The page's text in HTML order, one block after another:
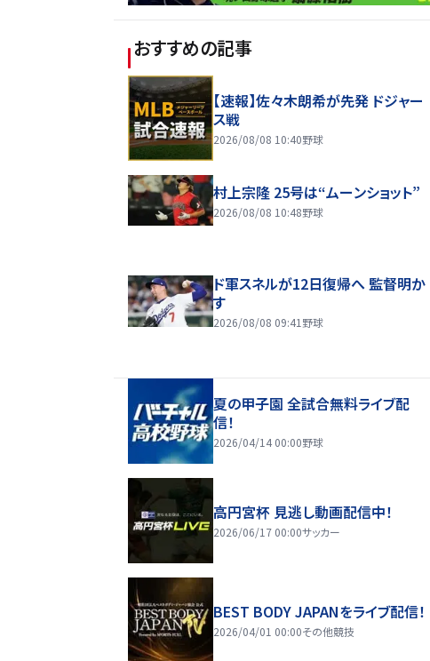
おすすめの記事
【速報】佐々木朗希が先発 ドジャー
ス戦
2026/08/08 10:40野球
村上宗隆 25号は“ムーンショット”
2026/08/08 10:48野球
ド軍スネルが12日復帰へ 監督明か
す
2026/08/08 09:41 野球
夏の甲子園 全試合無料ライブ配
信！
2026/04/14 00:00野球
高円宮杯 見逃し動画配信中！
2026/06/17 00:00サッカー
BEST BODY JAPANをライブ配信！
2026/04/01 00:00その他競技